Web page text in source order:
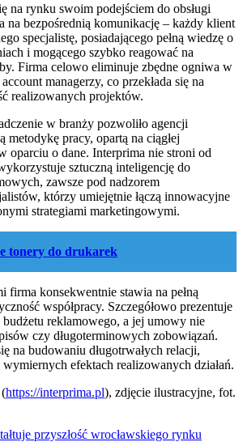
na rynku swoim podejściem do obsługi
na bezpośrednią komunikację – każdy klient
specjalistę, posiadającego pełną wiedzę o
i mogącego szybko reagować na
Firma celowo eliminuje zbędne ogniwa w
managerzy, co przekłada się na
realizowanych projektów.
w branży pozwoliło agencji
metodykę pracy, opartą na ciągłej
oparciu o dane. Interprima nie stroni od
sztuczną inteligencję do
zawsze pod nadzorem
którzy umiejętnie łączą innowacyjne
strategiami marketingowymi.
tonery do drukarek
firma konsekwentnie stawia na pełną
współpracy. Szczegółowo prezentuje
reklamowego, a jej umowy nie
czy długoterminowych zobowiązań.
na budowaniu długotrwałych relacji,
efektach realizowanych działań.
https://interprima.pl), zdjęcie ilustracyjne, fot.
przyszłość wrocławskiego rynku